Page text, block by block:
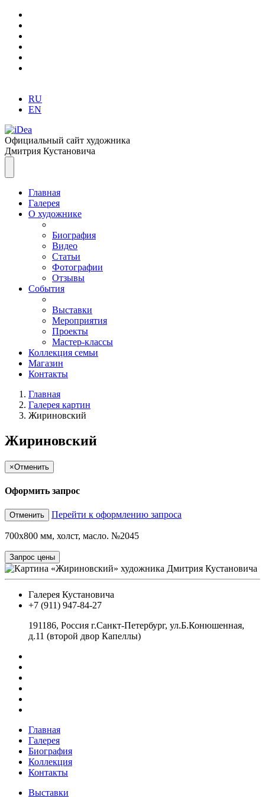
RU
EN
Официальный сайт художника
Дмитрия Кустановича
Главная
Галерея
О художнике
Биография
Видео
Статьи
Фотографии
Отзывы
События
Выставки
Мероприятия
Проекты
Мастер-классы
Коллекция семьи
Магазин
Контакты
Главная
Галерея картин
Жириновский
Жириновский
×Отменить
Оформить запрос
Отменить Перейти к оформлению запроса
700x800 мм, холст, масло. №2045
Запрос цены
Галерея Кустановича
+7 (911) 947-84-27
191186, Россия г.Санкт-Петербург, ул.Б.Конюшенная,
д.11 (второй двор Капеллы)
Главная
Галерея
Биография
Коллекция
Контакты
Выставки